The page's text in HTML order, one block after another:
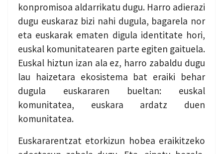
konpromisoa aldarrikatu dugu. Harro adierazi
dugu euskaraz bizi nahi dugula, bagarela nor
eta euskarak ematen digula identitate hori,
euskal komunitatearen parte egiten gaituela.
Euskal hiztun izan ala ez, harro zabaldu dugu
lau haizetara ekosistema bat eraiki behar
dugula euskararen bueltan: euskal
komunitatea, euskara ardatz duen
komunitatea.
Euskararentzat etorkizun hobea eraikitzeko